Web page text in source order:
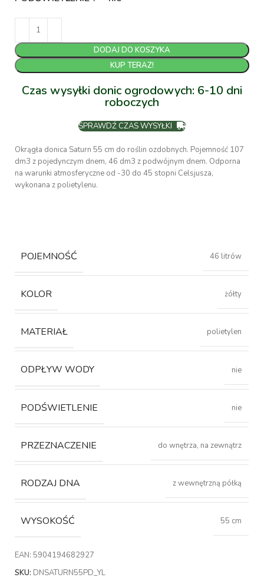
DODAJ DO KOSZYKA
KUP TERAZ!
Czas wysyłki donic ogrodowych: 6-10 dni
roboczych
SPRAWDŹ CZAS WYSYŁKI
Okrągła donica Saturn 55 cm do roślin ozdobnych. Pojemność 107
dm3 z pojedynczym dnem, 46 dm3 z podwójnym dnem. Odporna
na warunki atmosferyczne od -30 do 45 stopni Celsjusza,
wykonana z polietylenu.
POJEMNOŚĆ 46 litrów
KOLOR żółty
MATERIAŁ polietylen
ODPŁYW WODY nie
PODŚWIETLENIE nie
PRZEZNACZENIE do wnętrza, na zewnątrz
RODZAJ DNA z wewnętrzną półką
WYSOKOŚĆ 55 cm
EAN: 5904194682927
SKU: DNSATURN55PD_YL